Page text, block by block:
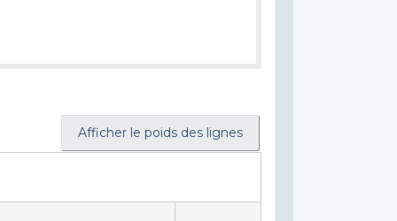
Afficher le poids des lignes